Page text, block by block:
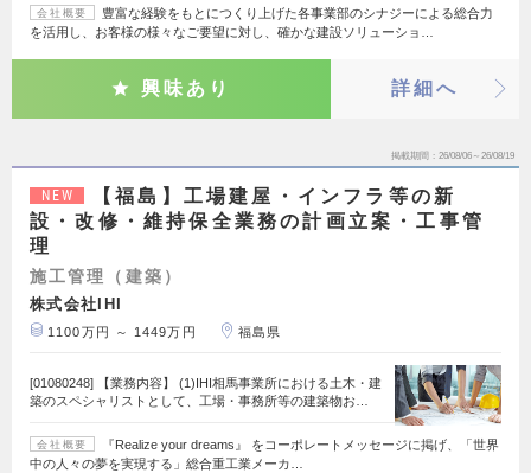
会社概要
豊富な経験をもとにつくり上げた各事業部のシナジーによる総合力
を活用し、お客様の様々なご要望に対し、確かな建設ソリューショ…
興味あり 詳細へ
掲載期間 26/08/06～26/08/19
NEW
【福島】工場建屋・インフラ等の新
設・改修・維持保全業務の計画立案・工事管
理
施工管理（建築）
株式会社IHI
1100万円 ～ 1449万円 福島県
[01080248] 【業務内容】 (1)IHI相馬事業所における土木・建
築のスペシャリストとして、工場・事務所等の建築物お…
会社概要
『Realize your dreams』 をコーポレートメッセージに掲げ、「世界
中の人々の夢を実現する」総合重工業メーカ…